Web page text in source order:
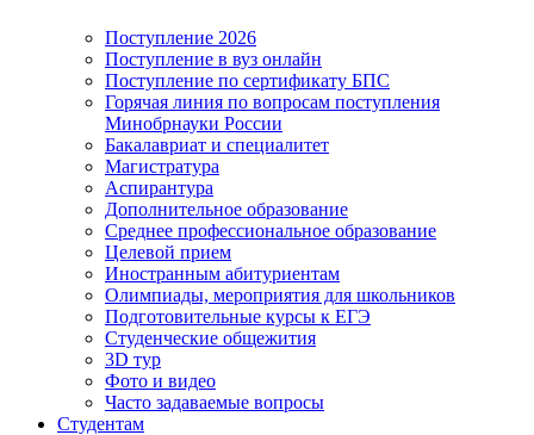
Поступление 2026
Поступление в вуз онлайн
Поступление по сертификату БПС
Горячая линия по вопросам поступления
Минобрнауки России
Бакалавриат и специалитет
Магистратура
Аспирантура
Дополнительное образование
Среднее профессиональное образование
Целевой прием
Иностранным абитуриентам
Олимпиады, мероприятия для школьников
Подготовительные курсы к ЕГЭ
Студенческие общежития
3D тур
Фото и видео
Часто задаваемые вопросы
Студентам